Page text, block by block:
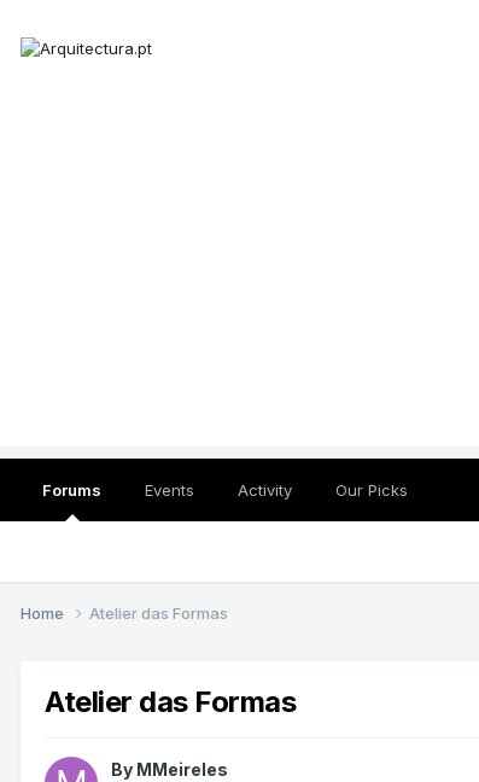
Forums Events Activity Our Picks
Home Atelier das Formas
Atelier das Formas
By MMeireles